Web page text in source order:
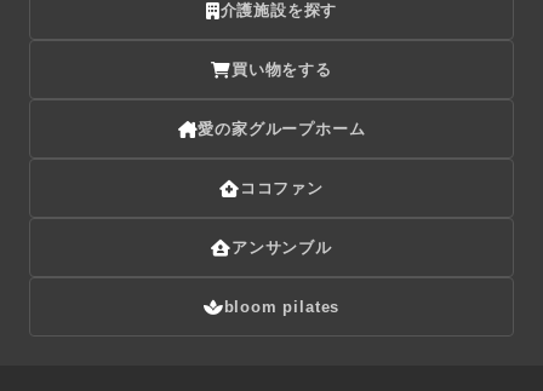
介護施設を探す
買い物をする
愛の家グループホーム
ココファン
アンサンブル
bloom pilates